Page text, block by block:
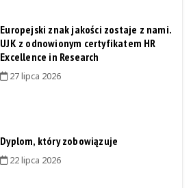
Europejski znak jakości zostaje z nami.
UJK z odnowionym certyfikatem HR
Excellence in Research
27 lipca 2026
Dyplom, który zobowiązuje
22 lipca 2026